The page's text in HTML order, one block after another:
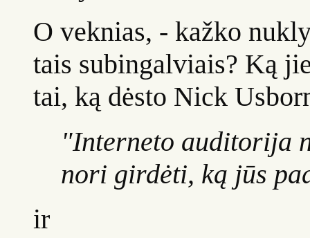
O veknias, - kažko
tais subingalviais? Ką
tai, ką dėsto Nick
"Interneto auditorija
nori girdėti, ką jūs
ir